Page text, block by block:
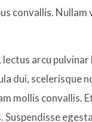
convallis.
arcu pulvinar
dui, scelerisque
mollis convallis.